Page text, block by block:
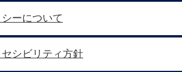
ーについて
シビリティ方針